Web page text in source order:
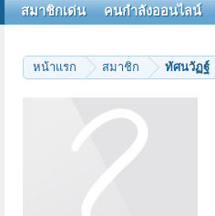
หน้าแรก สมาชิก ทัศนวัฏฐ์
สมาชิกเด่น คนกำลังออนไลน์